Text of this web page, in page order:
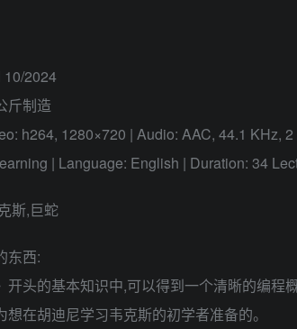
2024
斤制造
h264, 1280×720 | Audio: AAC, 44.1 KHz, 2
| Language: English | Duration: 34
斯,巨蛇
东西:
开头的基本知识中,可以得到一个清晰的编程
想在胡迪尼学习韦克斯的初学者准备的。